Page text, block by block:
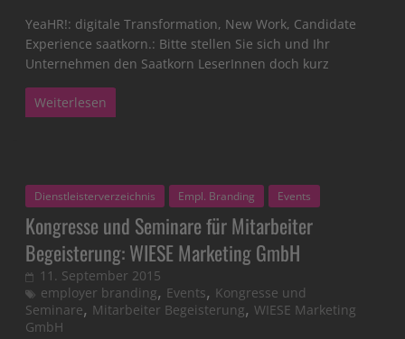
YeaHR!: digitale Transformation, New Work, Candidate
Experience saatkorn.: Bitte stellen Sie sich und Ihr
Unternehmen den Saatkorn LeserInnen doch kurz
Weiterlesen
Dienstleisterverzeichnis Empl. Branding Events
Kongresse und Seminare für Mitarbeiter
Begeisterung: WIESE Marketing GmbH
11. September 2015
employer branding, Events, Kongresse und
Seminare, Mitarbeiter Begeisterung,WIESE Marketing
GmbH